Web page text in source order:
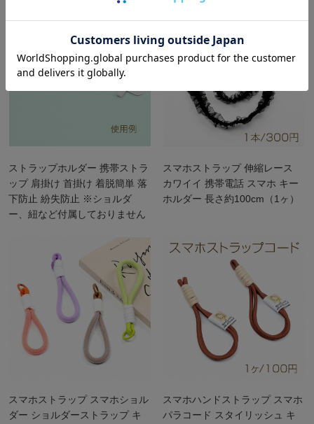
ストラップホルダー 携帯ストラ
ップ 肩掛け 首掛け 着脱簡単 落
下防止 紛失防止 ※ショルダ
ー、紐など付属しておりません
スマホストラップ 伸縮レース
カワイイ 携帯電話 スマホ キー
ホルダー 長さ約100cm（1ヶ）
スマホストラップ スマホショル
ダー ショルダーストラップ キ
スマホハンドストラップ スマホ
パラコード スタイリッシュ キ